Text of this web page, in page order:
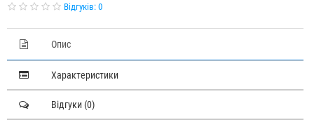
Відгуків: 0
Опис
Характеристики
Відгуки (0)